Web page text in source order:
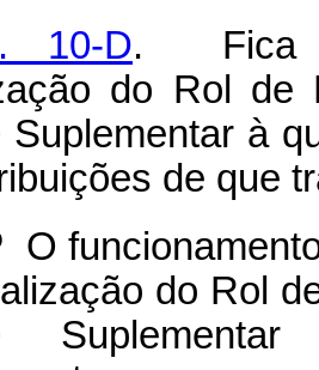
10-D. Fica
do Rol de
Suplementar à
de que
O
do Rol